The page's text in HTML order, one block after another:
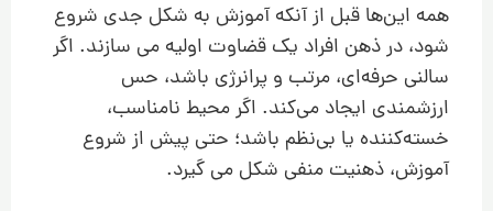
همه این‌ها قبل از آنکه آموزش به شکل جدی شروع
شود، در ذهن افراد یک قضاوت اولیه می سازند. اگر
سالنی حرفه‌ای، مرتب و پرانرژی باشد، حس
ارزشمندی ایجاد می‌کند. اگر محیط نامناسب،
خسته‌کننده یا بی‌نظم باشد؛ حتی پیش از شروع
آموزش، ذهنیت منفی شکل می گیرد.